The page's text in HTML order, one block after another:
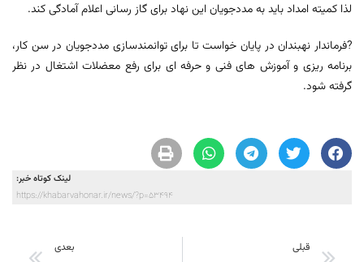
لذا کمیته امداد باید به مددجویان این نهاد برای گاز رسانی اعلام آمادگی کند.
?فرماندار نهبندان در پایان خواست تا برای توانمندسازی مددجویان در سن کار،
برنامه ریزی و آموزش های فنی و حرفه ای برای رفع معضلات اشتغال در نظر
گرفته شود.
لینک کوتاه خبر:
https://khabarvahonar.ir/news/?p=53494
قبلی بعدی